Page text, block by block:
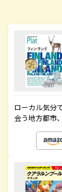
ローカル気分
会う地方都市